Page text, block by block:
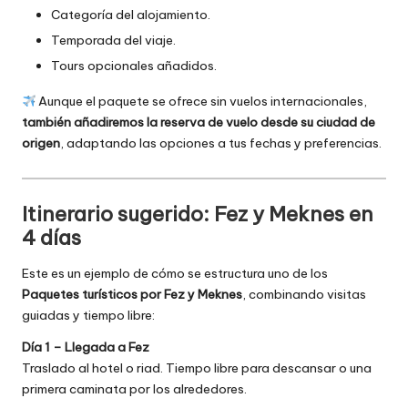
Categoría del alojamiento.
Temporada del viaje.
Tours opcionales añadidos.
Aunque el paquete se ofrece sin vuelos internacionales,
también añadiremos la reserva de vuelo desde su ciudad de
origen, adaptando las opciones a tus fechas y preferencias.
Itinerario sugerido: Fez y Meknes en
4 días
Este es un ejemplo de cómo se estructura uno de los
Paquetes turísticos por Fez y Meknes, combinando visitas
guiadas y tiempo libre:
Día 1 – Llegada a Fez
Traslado al hotel o riad. Tiempo libre para descansar o una
primera caminata por los alrededores.